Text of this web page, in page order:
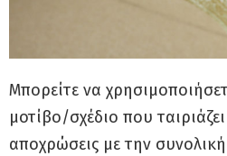
Μπορείτε να
μοτίβο/σχέδιο που
αποχρώσεις με την